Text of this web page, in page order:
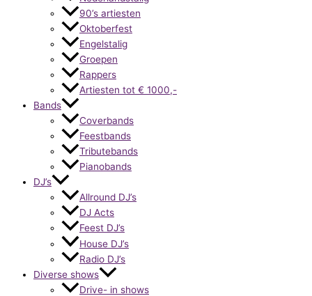
90’s artiesten
Oktoberfest
Engelstalig
Groepen
Rappers
Artiesten tot € 1000,-
Bands
Coverbands
Feestbands
Tributebands
Pianobands
DJ’s
Allround DJ’s
DJ Acts
Feest DJ’s
House DJ’s
Radio DJ’s
Diverse shows
Drive- in shows